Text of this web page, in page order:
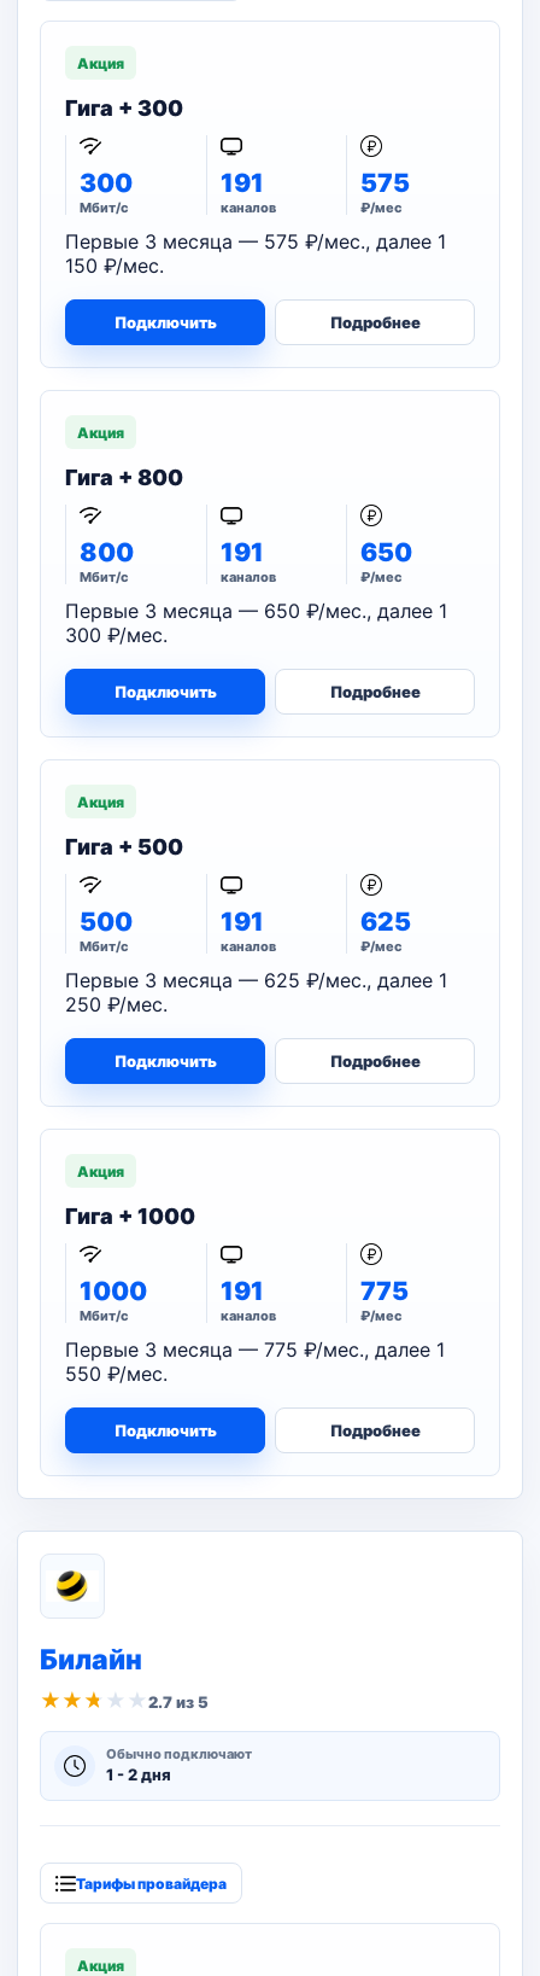
Акция
Гига + 300
300
Мбит/с
191
каналов
575
₽/мес
Первые 3 месяца — 575 ₽/мес., далее 1
150 ₽/мес.
Подключить Подробнее
Акция
Гига + 800
800
Мбит/с
191
каналов
650
₽/мес
Первые 3 месяца — 650 ₽/мес., далее 1
300 ₽/мес.
Подключить Подробнее
Акция
Гига + 500
500
Мбит/с
191
каналов
625
₽/мес
Первые 3 месяца — 625 ₽/мес., далее 1
250 ₽/мес.
Подключить Подробнее
Акция
Гига + 1000
1000
Мбит/с
191
каналов
775
₽/мес
Первые 3 месяца — 775 ₽/мес., далее 1
550 ₽/мес.
Подключить Подробнее
Билайн
★ ★ ★ ★ ★2.7 из 5
Обычно подключают
1 - 2 дня
Тарифы провайдера
Акция